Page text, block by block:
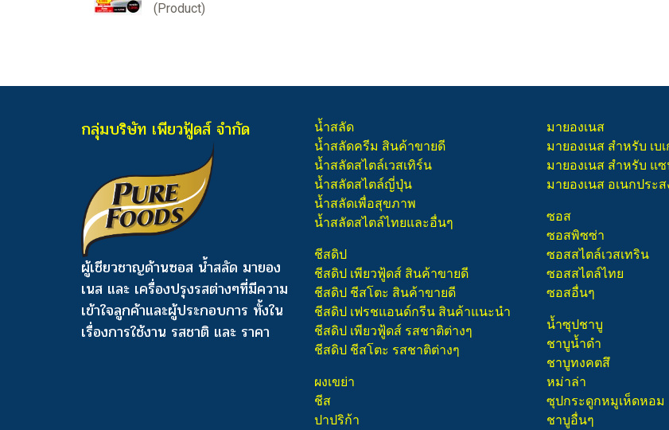
(Product)
กลุ่มบริษัท เพียวฟู้ดส์ จำกัด
ผู้เชียวชาญด้านซอส น้ำสลัด มายอง
เนส และ เครื่องปรุงรสต่างๆที่มีความ
เข้าใจลูกค้าและผู้ประกอบการ ทั้งใน
เรื่องการใช้งาน รสชาติ และ ราคา
น้ำสลัด
น้ำสลัดครีม สินค้าขายดี
น้ำสลัดสไตล์เวสเทิร์น
น้ำสลัดสไตล์ญี่ปุ่น
น้ำสลัดเพื่อสุขภาพ
น้ำสลัดสไตล์ไทยและอื่นๆ
ชีสดิป
ชีสดิป เพียวฟู้ดส์ สินค้าขายดี
ชีสดิป ชีสโตะ สินค้าขายดี
ชีสดิป เฟรชแอนด์กรีน สินค้าแนะนำ
ชีสดิป เพียวฟู้ดส์ รสชาติต่างๆ
ชีสดิป ชีสโตะ รสชาติต่างๆ
ผงเขย่า
ชีส
ปาปริก้า
มายองเนส
มายองเนส สำหรับ เบ
มายองเนส สำหรับ แ
มายองเนส อเนกประ
ซอส
ซอสพิซซ่า
ซอสสไตล์เวสเทริน
ซอสสไตล์ไทย
ซอสอื่นๆ
น้ำซุปชาบู
ชาบูน้ำดำ
ชาบูทงคตสึ
หม่าล่า
ซุปกระดูกหมูเห็ดหอม
ชาบูอื่นๆ